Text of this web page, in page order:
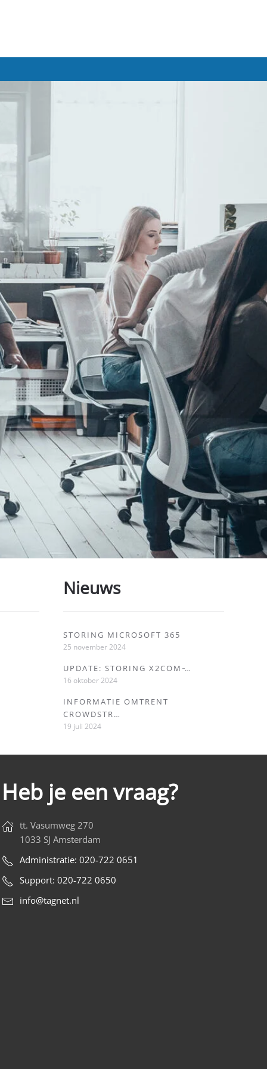
Nieuws
STORING MICROSOFT 365
25 november 2024
UPDATE: STORING X2COM ̵…
16 oktober 2024
INFORMATIE OMTRENT
CROWDSTR…
19 juli 2024
Heb je een vraag?
tt. Vasumweg 270
1033 SJ Amsterdam
Administratie: 020-722 0651
Support: 020-722 0650
info@tagnet.nl